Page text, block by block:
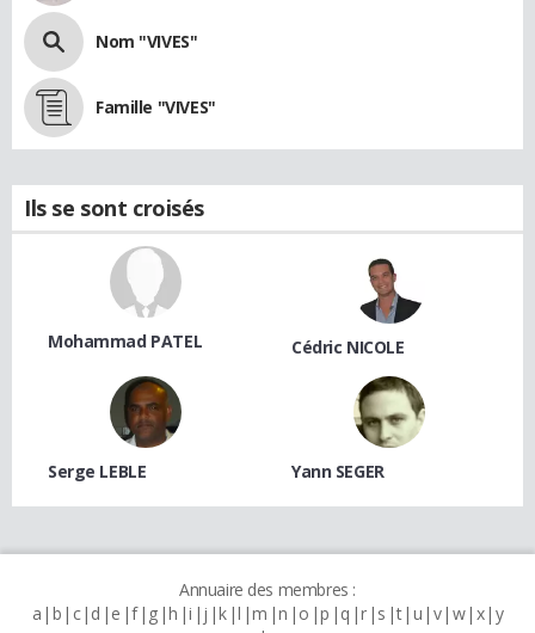
Nom "VIVES"
Famille "VIVES"
Ils se sont croisés
Mohammad PATEL Cédric NICOLE
Serge LEBLE Yann SEGER
Annuaire des membres :
a b c d e f g h i j k l m n o p q r s t u v w x y